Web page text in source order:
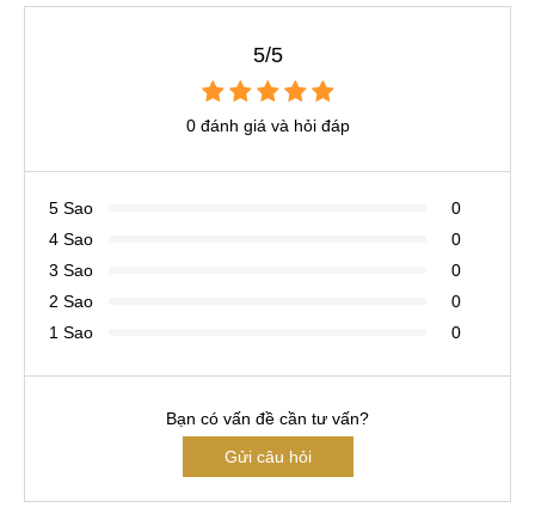
5/5
0 đánh giá và hỏi đáp
5 Sao
0
4 Sao
0
3 Sao
0
2 Sao
0
1 Sao
0
Bạn có vấn đề cần tư vấn?
Gửi câu hỏi